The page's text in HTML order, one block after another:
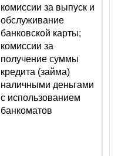
комиссии за выпуск и
обслуживание
банковской карты;
комиссии за
получение суммы
кредита (займа)
наличными деньгами
с использованием
банкоматов